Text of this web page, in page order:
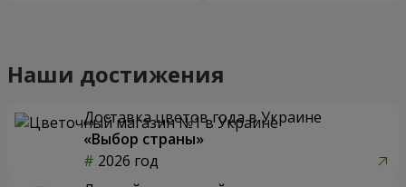
Наши достижения
Доставка цветов года в Украине
«Выбор страны»
2026 год